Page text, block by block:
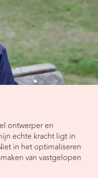
ontwerper en
echte kracht ligt in
in het optimaliseren
van vastgelopen